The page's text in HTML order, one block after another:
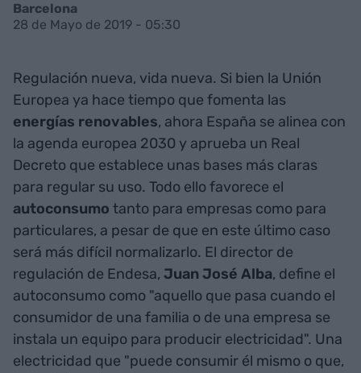
Barcelona
28 de Mayo de 2019 - 05:30
Regulación nueva, vida nueva. Si bien la Unión
Europea ya hace tiempo que fomenta las
energías renovables, ahora España se alinea con
la agenda europea 2030 y aprueba un Real
Decreto que establece unas bases más claras
para regular su uso. Todo ello favorece el
autoconsumo tanto para empresas como para
particulares, a pesar de que en este último caso
será más difícil normalizarlo. El director de
regulación de Endesa, Juan José Alba, define el
autoconsumo como "aquello que pasa cuando el
consumidor de una familia o de una empresa se
instala un equipo para producir electricidad". Una
electricidad que "puede consumir él mismo o que,